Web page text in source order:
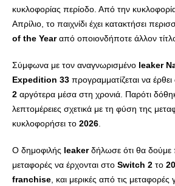
κυκλοφορίας περίοδο. Από την
Απρίλιο, το παιχνίδι έχει κατακτήσει
of the Yearαπό οποιονδήποτε άλλον
Σύμφωνα με τον αναγνωρισμένο leaker
Expedition 33 προγραμματίζεται να
2 αργότερα μέσα στη χρονιά. Παρότι
λεπτομέρειες σχετικά με τη φύση της
κυκλοφορήσει το 2026
Ο δημοφιλής leakerδήλωσε ότι θα δούμε
μεταφορές να έρχονται στο Switch 2 το
franchise , και μερικές από τις μεταφορές